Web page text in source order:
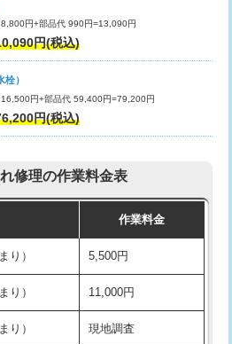
戻し作業）
で） 27,500円
え） 38,500円
38,500円
現場見積
・デッキ
付・デッキ
16,500円+材料費
11,000円+材料費
13,200円
16,500円
岐水栓） 16,500円
円+部品代 990円=13,090円
円(税込)
）
円+部品代 59,400円=79,200円
円(税込)
修理の作業料金表
作業料金
り） 5,500円
り） 11,000円
り） 現地調査